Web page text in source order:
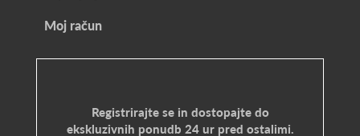
Moj račun
Registrirajte se in dostopajte do
ekskluzivnih ponudb 24 ur pred ostalimi.